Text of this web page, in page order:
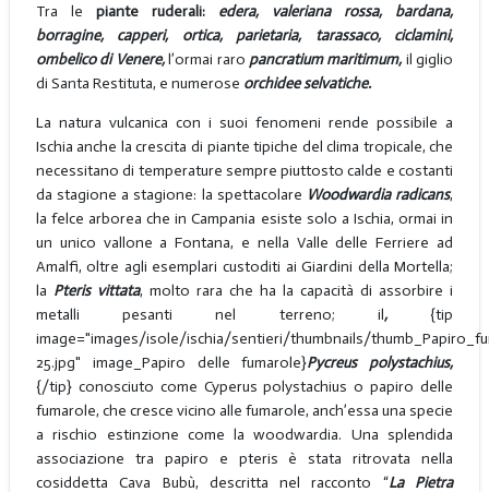
Tra le piante ruderali: edera, valeriana rossa, bardana,
borragine, capperi, ortica, parietaria, tarassaco, ciclamini,
ombelico di Venere,l’ormai raro pancratium maritimum, il giglio
di Santa Restituta, e numerose orchidee selvatiche.
La natura vulcanica con i suoi fenomeni rende possibile a
Ischia anche la crescita di piante tipiche del clima tropicale, che
necessitano di temperature sempre piuttosto calde e costanti
da stagione a stagione: la spettacolare Woodwardia radicans,
la felce arborea che in Campania esiste solo a Ischia, ormai in
un unico vallone a Fontana, e nella Valle delle Ferriere ad
Amalfi, oltre agli esemplari custoditi ai Giardini della Mortella;
la Pteris vittata, molto rara che ha la capacità di assorbire i
metalli pesanti nel terreno; il,{tip
image="images/isole/ischia/sentieri/thumbnails/
25.jpg" image_Papiro delle fumarole}Pycreus polystachius,
{/tip} conosciuto come Cyperus polystachius o papiro delle
fumarole, che cresce vicino alle fumarole, anch’essa una specie
a rischio estinzione come la woodwardia. Una splendida
associazione tra papiro e pteris è stata ritrovata nella
cosiddetta Cava Bubù, descritta nel racconto “La Pietra